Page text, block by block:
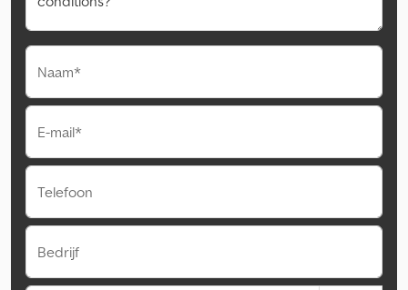
Naam*
E-mail*
Telefoon
Bedrijf